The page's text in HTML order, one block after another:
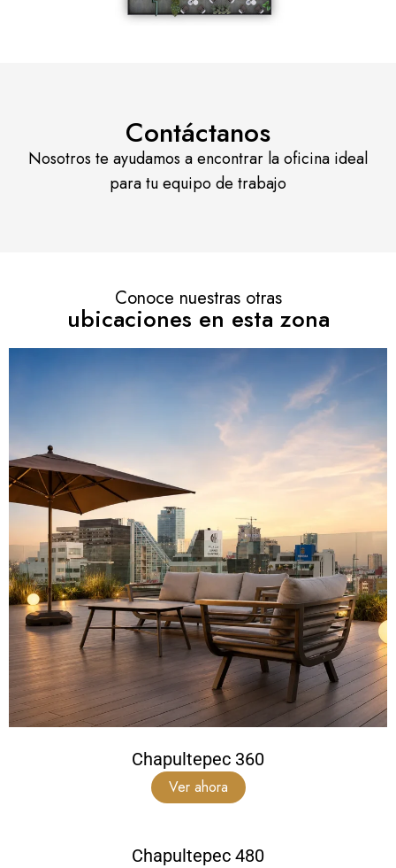
Contáctanos
Nosotros te ayudamos a encontrar la oficina ideal
para tu equipo de trabajo
Conoce nuestras otras
ubicaciones en esta zona
Chapultepec 360
Ver ahora
Chapultepec 480